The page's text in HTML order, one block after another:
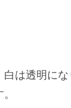
は透明に